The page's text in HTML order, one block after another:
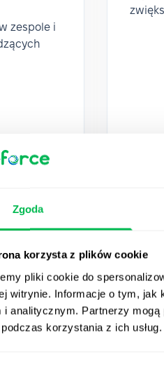
Zgoda
korzysta z plików cookie
pliki cookie do
witrynie. Informacje o tym, jak
i analitycznym. Partnerzy
korzystania z ich usług.
zespole i